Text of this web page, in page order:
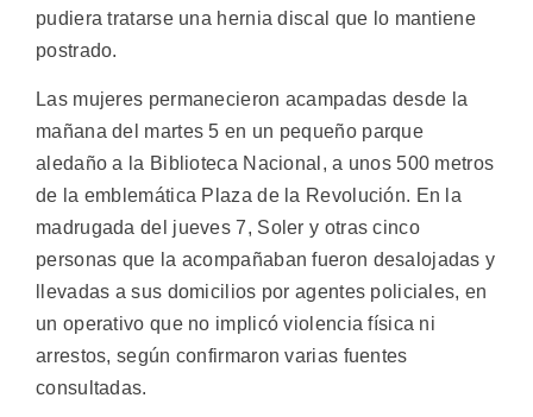
pudiera tratarse una hernia discal que lo mantiene
postrado.
Las mujeres permanecieron acampadas desde la
mañana del martes 5 en un pequeño parque
aledaño a la Biblioteca Nacional, a unos 500 metros
de la emblemática Plaza de la Revolución. En la
madrugada del jueves 7, Soler y otras cinco
personas que la acompañaban fueron desalojadas y
llevadas a sus domicilios por agentes policiales, en
un operativo que no implicó violencia física ni
arrestos, según confirmaron varias fuentes
consultadas.